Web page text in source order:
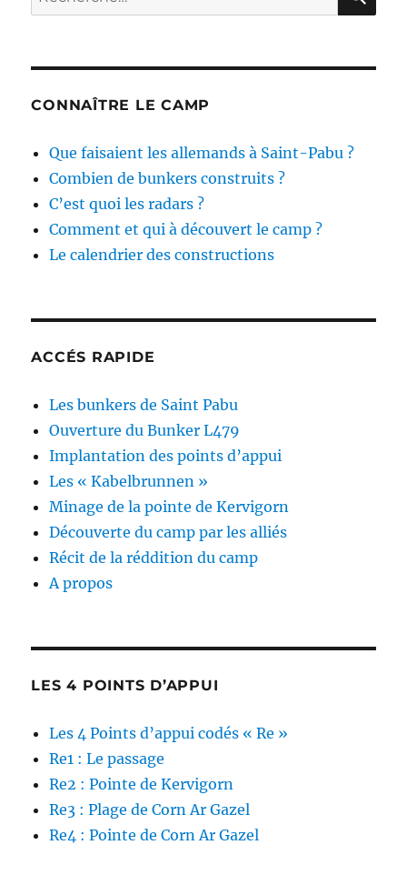
pour :
CONNAÎTRE LE CAMP
Que faisaient les allemands à Saint-Pabu ?
Combien de bunkers construits ?
C’est quoi les radars ?
Comment et qui à découvert le camp ?
Le calendrier des constructions
ACCÉS RAPIDE
Les bunkers de Saint Pabu
Ouverture du Bunker L479
Implantation des points d’appui
Les « Kabelbrunnen »
Minage de la pointe de Kervigorn
Découverte du camp par les alliés
Récit de la réddition du camp
A propos
LES 4 POINTS D’APPUI
Les 4 Points d’appui codés « Re »
Re1 : Le passage
Re2 : Pointe de Kervigorn
Re3 : Plage de Corn Ar Gazel
Re4 : Pointe de Corn Ar Gazel